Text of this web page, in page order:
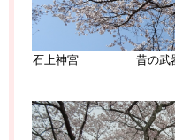
石上神宮 昔の武器倉